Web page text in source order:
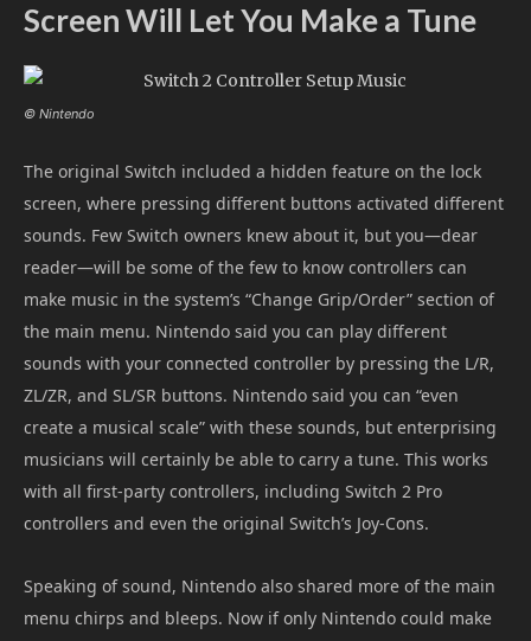
Screen Will Let You Make a Tune
© Nintendo
The original Switch included a hidden feature on the lock
screen, where pressing different buttons activated different
sounds. Few Switch owners knew about it, but you—dear
reader—will be some of the few to know controllers can
make music in the system’s “Change Grip/Order” section of
the main menu. Nintendo said you can play different
sounds with your connected controller by pressing the L/R,
ZL/ZR, and SL/SR buttons. Nintendo said you can “even
create a musical scale” with these sounds, but enterprising
musicians will certainly be able to carry a tune. This works
with all first-party controllers, including Switch 2 Pro
controllers and even the original Switch’s Joy-Cons.
Speaking of sound, Nintendo also shared more of the main
menu chirps and bleeps. Now if only Nintendo could make